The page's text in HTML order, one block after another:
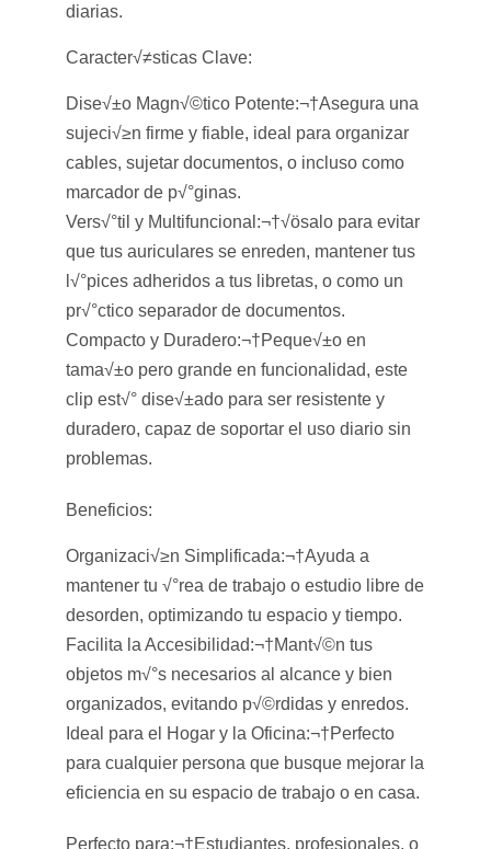
diarias.
Caracter√≠sticas Clave:
Dise√±o Magn√©tico Potente:¬†Asegura una
sujeci√≥n firme y fiable, ideal para organizar
cables, sujetar documentos, o incluso como
marcador de p√°ginas.
Vers√°til y Multifuncional:¬†√ösalo para evitar
que tus auriculares se enreden, mantener tus
l√°pices adheridos a tus libretas, o como un
pr√°ctico separador de documentos.
Compacto y Duradero:¬†Peque√±o en
tama√±o pero grande en funcionalidad, este
clip est√° dise√±ado para ser resistente y
duradero, capaz de soportar el uso diario sin
problemas.
Beneficios:
Organizaci√≥n Simplificada:¬†Ayuda a
mantener tu √°rea de trabajo o estudio libre de
desorden, optimizando tu espacio y tiempo.
Facilita la Accesibilidad:¬†Mant√©n tus
objetos m√°s necesarios al alcance y bien
organizados, evitando p√©rdidas y enredos.
Ideal para el Hogar y la Oficina:¬†Perfecto
para cualquier persona que busque mejorar la
eficiencia en su espacio de trabajo o en casa.
Perfecto para:¬†Estudiantes, profesionales, o